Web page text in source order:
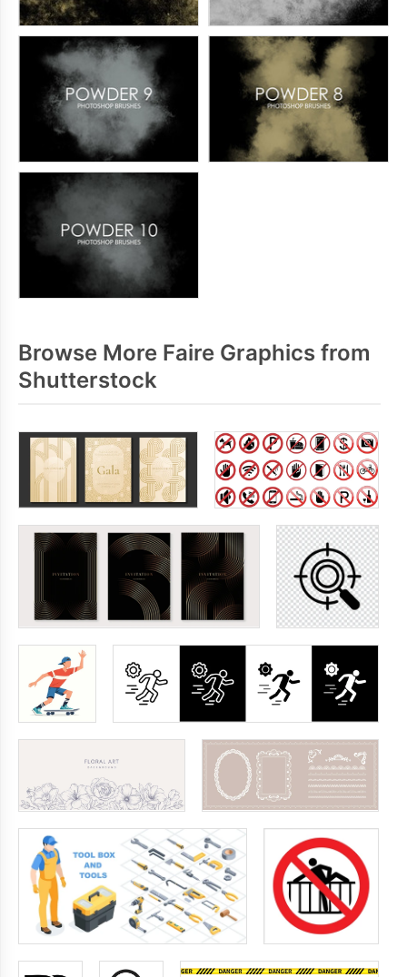
Browse More Faire Graphics from
Shutterstock